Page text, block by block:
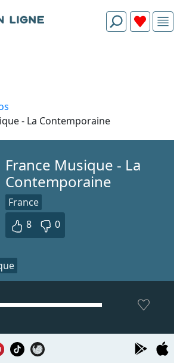
- La Contemporaine
France Musique - La
Contemporaine
France
8
0